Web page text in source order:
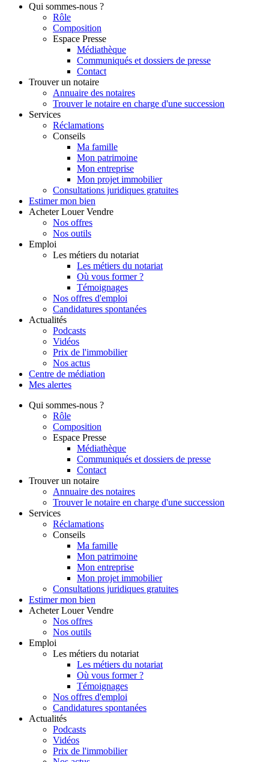
Qui sommes-nous ?
Rôle
Composition
Espace Presse
Médiathèque
Communiqués et dossiers de presse
Contact
Trouver un notaire
Annuaire des notaires
Trouver le notaire en charge d'une succession
Services
Réclamations
Conseils
Ma famille
Mon patrimoine
Mon entreprise
Mon projet immobilier
Consultations juridiques gratuites
Estimer mon bien
Acheter Louer Vendre
Nos offres
Nos outils
Emploi
Les métiers du notariat
Les métiers du notariat
Où vous former ?
Témoignages
Nos offres d'emploi
Candidatures spontanées
Actualités
Podcasts
Vidéos
Prix de l'immobilier
Nos actus
Centre de médiation
Mes alertes
Qui sommes-nous ?
Rôle
Composition
Espace Presse
Médiathèque
Communiqués et dossiers de presse
Contact
Trouver un notaire
Annuaire des notaires
Trouver le notaire en charge d'une succession
Services
Réclamations
Conseils
Ma famille
Mon patrimoine
Mon entreprise
Mon projet immobilier
Consultations juridiques gratuites
Estimer mon bien
Acheter Louer Vendre
Nos offres
Nos outils
Emploi
Les métiers du notariat
Les métiers du notariat
Où vous former ?
Témoignages
Nos offres d'emploi
Candidatures spontanées
Actualités
Podcasts
Vidéos
Prix de l'immobilier